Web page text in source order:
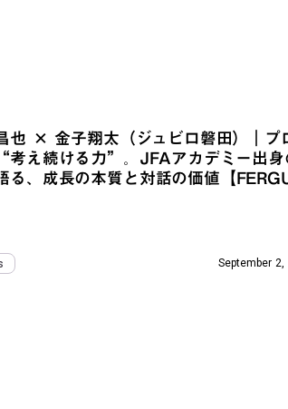
也 × 金子翔太（ジュビロ磐田）｜プ
考え続ける力”。JFAアカデミー出
る、成長の本質と対話の価値【
September 2,